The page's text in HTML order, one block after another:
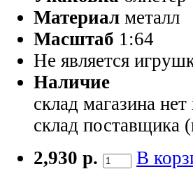
Материал металл
Масштаб 1:64
Не является
Наличие
склад магазина нет
склад поставщика
2,930 р.
В